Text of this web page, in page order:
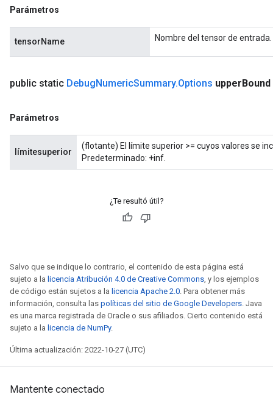
Parámetros
tensorName Nombre del tensor de entrada.
public static DebugNumericSummary.Options upperBound
Parámetros
límitesuperior
(flotante) El límite superior >= cuyos valores se
Predeterminado: +inf.
¿Te resultó útil?
Salvo que se indique lo contrario, el contenido de esta página está
sujeto a la licencia Atribución 4.0 de Creative Commons, y los ejemplos
de código están sujetos a la licencia Apache 2.0. Para obtener más
información, consulta las políticas del sitio de Google Developers. Java
es una marca registrada de Oracle o sus afiliados. Cierto contenido está
sujeto a la licencia de NumPy.
Última actualización: 2022-10-27 (UTC)
Mantente conectado